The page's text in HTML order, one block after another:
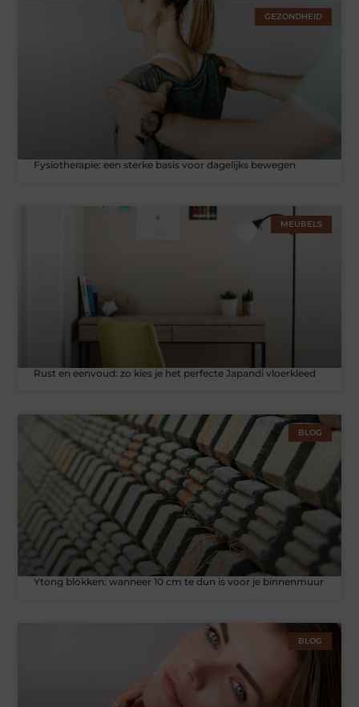
GEZONDHEID
Fysiotherapie: een sterke basis voor dagelijks bewegen
MEUBELS
Rust en eenvoud: zo kies je het perfecte Japandi vloerkleed
BLOG
Ytong blokken: wanneer 10 cm te dun is voor je binnenmuur
BLOG